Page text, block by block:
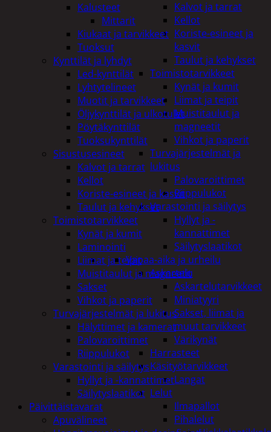
Kalvot ja tarrat
Kellot
Koriste-esineet ja
kasvit
Taulut ja kehykset
Toimistotarvikkeet
Kynät ja kumit
Liimat ja teipit
Muistitaulut ja
magneetit
Vihkot ja paperit
Turvajärjestelmät ja
lukitus
Palovaroittimet
Riippulukot
Varastointi ja säilytys
Hyllyt ja -
kannattimet
Säilytyslaatikot
Vapaa-aika ja urheilu
Askartelu
Askartelutarvikkeet
Miniatyyri
Sakset, liimat ja
muut tarvikkeet
Värikynät
Harrasteet
Käsityötarvikkeet
Langat
Lelut
Ilmapallot
Pihalelut
Kalusteet
Mittarit
Kiukaat ja tarvikkeet
Tuoksut
Kynttilät ja lyhdyt
Led-kynttilät
Lyhtytelineet
Muotit ja tarvikkeet
Öljykynttilät ja ulkotulet
Pöytäkynttilät
Tuoksukynttilät
Sisustusesineet
Kalvot ja tarrat
Kellot
Koriste-esineet ja kasvit
Taulut ja kehykset
Toimistotarvikkeet
Kynät ja kumit
Laminointi
Liimat ja teipit
Muistitaulut ja magneetit
Sakset
Vihkot ja paperit
Turvajärjestelmät ja lukitus
Hälyttimet ja kamerat
Palovaroittimet
Riippulukot
Varastointi ja säilytys
Hyllyt ja -kannattimet
Säilytyslaatikot
Päivittäistavarat
Apuvälineet